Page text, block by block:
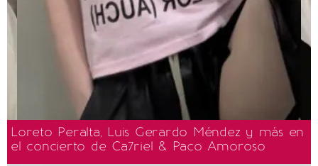
Loreto Peralta, Luis Gerardo Méndez y más en
el concierto de Ca7riel & Paco Amoroso